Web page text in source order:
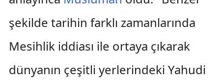
şekilde tarihin farklı zamanlarında
Mesihlik iddiası ile ortaya çıkarak
dünyanın çeşitli yerlerindeki Yahudi